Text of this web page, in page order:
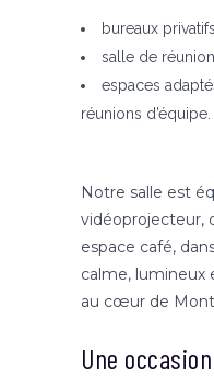
bureaux privatifs,
salle de
espaces
réunions d’équipe.
Notre salle est
vidéoprojecteur,
espace café,
calme, lumineux
au cœur de
Une